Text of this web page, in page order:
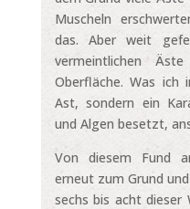
Muscheln
das. Aber weit
vermeintlichen
Oberfläche. Was ich
Ast, sondern ein
und Algen besetzt,
Von diesem Fund
erneut zum Grund
sechs bis acht dieser